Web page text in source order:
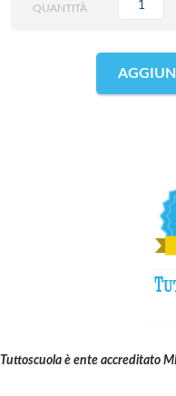
QUANTITÀ
Tuttoscuola è ente accreditato